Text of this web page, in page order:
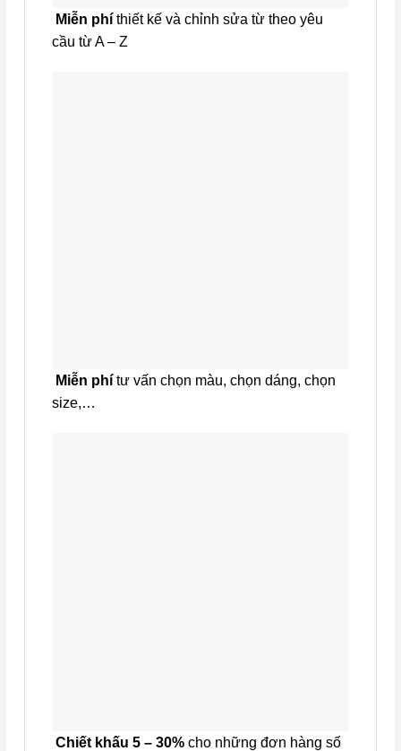
Miễn phí thiết kế và chỉnh sửa từ theo yêu
cầu từ A – Z
Miễn phí tư vấn chọn màu, chọn dáng, chọn
size,…
Chiết khấu 5 – 30% cho những đơn hàng số